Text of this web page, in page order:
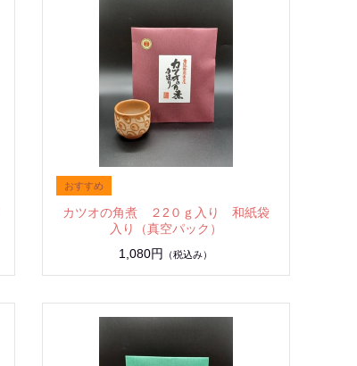
カツオの角煮 ２2０ｇ入り 和紙袋
入り（真空パック）
1,080円
（税込み）